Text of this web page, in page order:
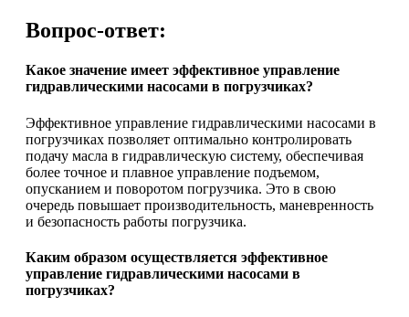
Вопрос-ответ:
Какое значение имеет эффективное управление
гидравлическими насосами в погрузчиках?
Эффективное управление гидравлическими насосами в
погрузчиках позволяет оптимально контролировать
подачу масла в гидравлическую систему, обеспечивая
более точное и плавное управление подъемом,
опусканием и поворотом погрузчика. Это в свою
очередь повышает производительность, маневренность
и безопасность работы погрузчика.
Каким образом осуществляется эффективное
управление гидравлическими насосами в
погрузчиках?